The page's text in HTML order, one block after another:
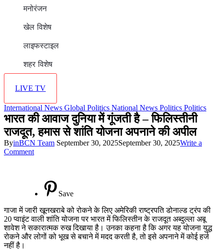
मनोरंजन
खेल विशेष
लाइफस्टाइल
शहर विशेष
LIVE TV
International News Global Politics National News Politics Politics
भारत की आवाज दुनिया में गूंजती है – फिलिस्तीनी
राजदूत, हमास से शांति योजना अपनाने की अपील
ByinBCN Team September 30, 2025September 30, 2025Write a
Commenton
दुनिया
में
है
–
फिलिस्तीनी
राजदूत,
Save
गाजा में जारी खूनखराबे को रोकने के लिए अमेरिकी राष्ट्रपति डोनाल्ड ट्रंप की
20 प्वाइंट वाली शांति योजना पर भारत में फिलिस्तीन के राजदूत अब्दुल्ला अबू
शावेश ने सकारात्मक रुख दिखाया है। उनका कहना है कि अगर यह योजना युद्ध
रोकने और लोगों को भूख से बचाने में मदद करती है, तो इसे अपनाने में कोई हर्ज
नहीं है।